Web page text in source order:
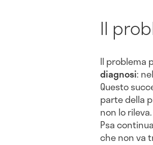
Il
Il problema
diagnosi:
Questo
parte della
non lo
Psa
che non va